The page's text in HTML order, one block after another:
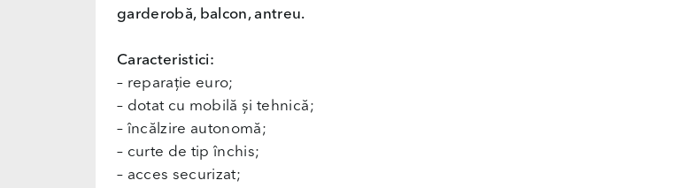
garderobă, balcon, antreu.
Caracteristici:
– reparație euro;
– dotat cu mobilă și tehnică;
– încălzire autonomă;
– curte de tip închis;
– acces securizat;